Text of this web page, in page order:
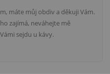
máte můj obdiv a děkuji Vám.
zajímá, neváhejte mě
sejdu u kávy.